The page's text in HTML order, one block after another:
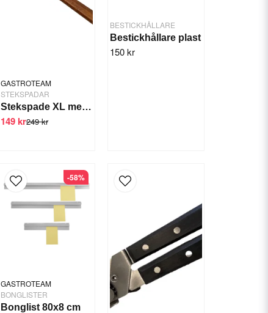
GASTROTEAM
STEKSPADAR
Stekspade XL med trähandtag
249 kr
149 kr
BESTICKHÅLLARE
Bestickhållare plast
150 kr
GASTROTEAM
BONGLISTER
Bonglist 80x8 cm
-58%